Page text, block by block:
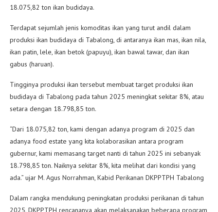
18.075,82 ton ikan budidaya.
Terdapat sejumlah jenis komoditas ikan yang turut andil dalam
produksi ikan budidaya di Tabalong, di antaranya ikan mas, ikan nila,
ikan patin, lele, ikan betok (papuyu), ikan bawal tawar, dan ikan
gabus (haruan).
Tingginya produksi ikan tersebut membuat target produksi ikan
budidaya di Tabalong pada tahun 2025 meningkat sekitar 8%, atau
setara dengan 18.798,85 ton.
“Dari 18.075,82 ton, kami dengan adanya program di 2025 dan
adanya food estate yang kita kolaborasikan antara program
gubernur, kami memasang target nanti di tahun 2025 ini sebanyak
18.798,85 ton. Naiknya sekitar 8%, kita melihat dari kondisi yang
ada.” ujar M. Agus Norrahman, Kabid Perikanan DKPPTPH Tabalong
Dalam rangka mendukung peningkatan produksi perikanan di tahun
2025, DKPPTPH rencananya akan melaksanakan beberapa program